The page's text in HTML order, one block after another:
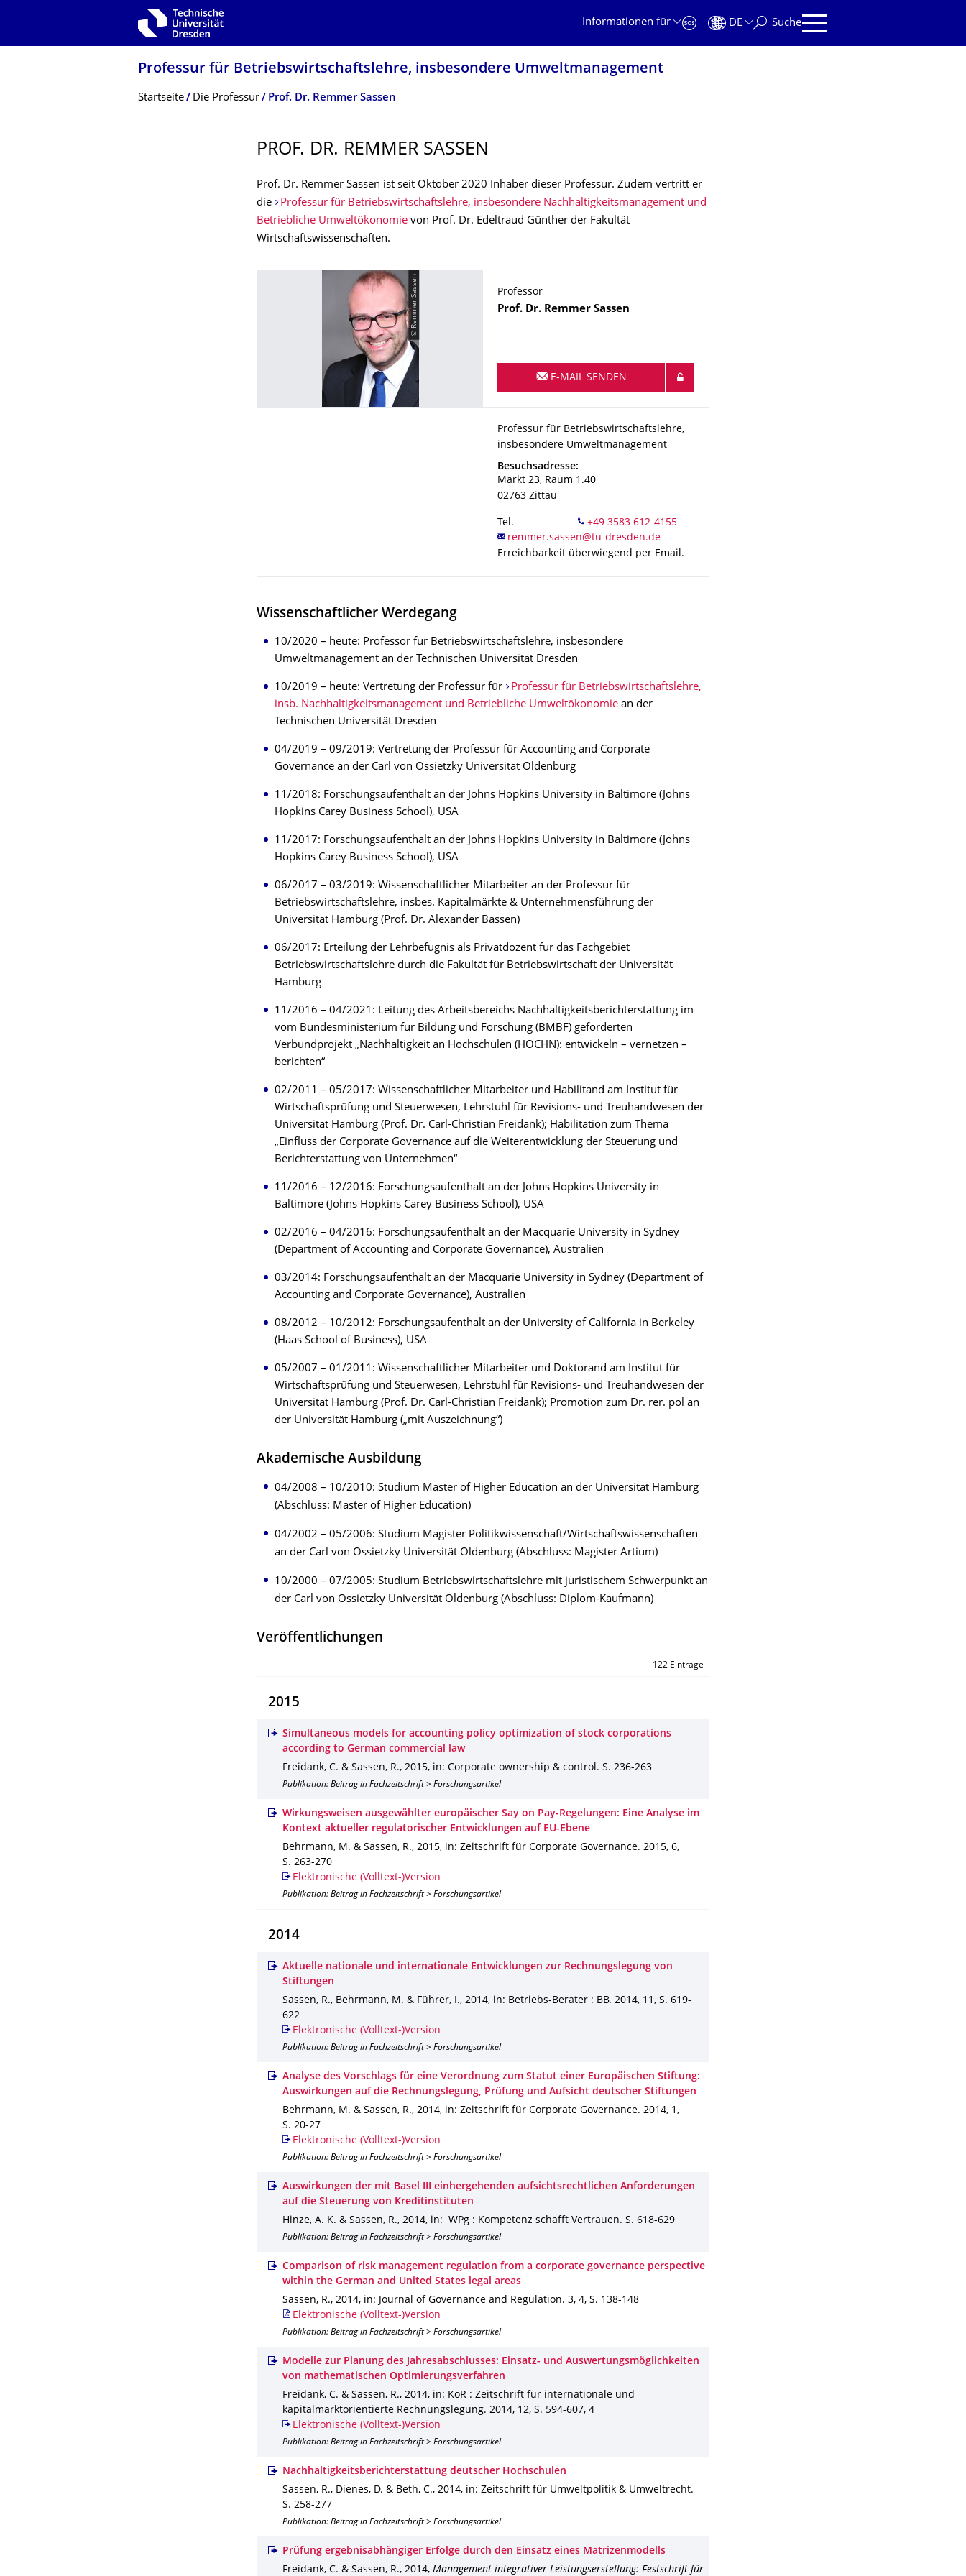
Zur Hauptnavigation springen
Informationen für
DE Suche
Professur für Betriebswirt­schaftslehre, insbesondere Umweltmanagement
Breadcrumb-Menü
Startseite Die Professur Prof. Dr. Remmer Sassen
PROF. DR. REMMER SASSEN
Prof. Dr. Remmer Sassen ist seit Oktober 2020 Inhaber dieser Professur. Zudem vertritt er
die
Professur für Betriebswirtschaftslehre, insbesondere Nachhaltigkeitsmanagement und
Betriebliche Umweltökonomie von Prof. Dr. Edeltraud Günther der Fakultät
Wirtschaftswissenschaften.
© Remmer Sassen
Professor
Name
Prof. Dr. Remmer Sassen
E-MAIL SENDEN
Organisationsname
Professur für Betriebswirtschaftslehre, insbesondere Umweltmanagement
Professur für Betriebswirtschaftslehre,
insbesondere Umweltmanagement
Adresse
Besuchsadresse:
Markt 23, Raum 1.40
02763 Zittau
Tel.
Erreichbarkeit überwiegend per Email.
Wissenschaftlicher Werdegang
10/2020 – heute: Professor für Betriebswirtschaftslehre, insbesondere
Umweltmanagement an der Technischen Universität Dresden
10/2019 – heute: Vertretung der Professur für
Professur für Betriebswirtschaftslehre,
insb. Nachhaltigkeitsmanagement und Betriebliche Umweltökonomie an der
Technischen Universität Dresden
04/2019 – 09/2019: Vertretung der Professur für Accounting and Corporate
Governance an der Carl von Ossietzky Universität Oldenburg
11/2018: Forschungsaufenthalt an der Johns Hopkins University in Baltimore (Johns
Hopkins Carey Business School), USA
11/2017: Forschungsaufenthalt an der Johns Hopkins University in Baltimore (Johns
Hopkins Carey Business School), USA
06/2017 – 03/2019: Wissenschaftlicher Mitarbeiter an der Professur für
Betriebswirtschaftslehre, insbes. Kapitalmärkte & Unternehmensführung der
Universität Hamburg (Prof. Dr. Alexander Bassen)
06/2017: Erteilung der Lehrbefugnis als Privatdozent für das Fachgebiet
Betriebswirtschaftslehre durch die Fakultät für Betriebswirtschaft der Universität
Hamburg
11/2016 – 04/2021: Leitung des Arbeitsbereichs Nachhaltigkeitsberichterstattung im
vom Bundesministerium für Bildung und Forschung (BMBF) geförderten
Verbundprojekt „Nachhaltigkeit an Hochschulen (HOCHN): entwickeln – vernetzen –
berichten“
02/2011 – 05/2017: Wissenschaftlicher Mitarbeiter und Habilitand am Institut für
Wirtschaftsprüfung und Steuerwesen, Lehrstuhl für Revisions- und Treuhandwesen der
Universität Hamburg (Prof. Dr. Carl-Christian Freidank); Habilitation zum Thema
„Einfluss der Corporate Governance auf die Weiterentwicklung der Steuerung und
Berichterstattung von Unternehmen“
11/2016 – 12/2016: Forschungsaufenthalt an der Johns Hopkins University in
Baltimore (Johns Hopkins Carey Business School), USA
02/2016 – 04/2016: Forschungsaufenthalt an der Macquarie University in Sydney
(Department of Accounting and Corporate Governance), Australien
03/2014: Forschungsaufenthalt an der Macquarie University in Sydney (Department of
Accounting and Corporate Governance), Australien
08/2012 – 10/2012: Forschungsaufenthalt an der University of California in Berkeley
(Haas School of Business), USA
05/2007 – 01/2011: Wissenschaftlicher Mitarbeiter und Doktorand am Institut für
Wirtschaftsprüfung und Steuerwesen, Lehrstuhl für Revisions- und Treuhandwesen der
Universität Hamburg (Prof. Dr. Carl-Christian Freidank); Promotion zum Dr. rer. pol an
der Universität Hamburg („mit Auszeichnung“)
Akademische Ausbildung
04/2008 – 10/2010: Studium Master of Higher Education an der Universität Hamburg
(Abschluss: Master of Higher Education)
04/2002 – 05/2006: Studium Magister Politikwissenschaft/Wirtschaftswissenschaften
an der Carl von Ossietzky Universität Oldenburg (Abschluss: Magister Artium)
10/2000 – 07/2005: Studium Betriebswirtschaftslehre mit juristischem Schwerpunkt an
der Carl von Ossietzky Universität Oldenburg (Abschluss: Diplom-Kaufmann)
Veröffentlichungen
122 Einträge
2015
Simultaneous models for accounting policy optimization of stock corporations
according to German commercial law
Freidank, C. & Sassen, R., 2015, in: Corporate ownership & control . S. 236-263
Publikation: Beitrag in Fachzeitschrift > Forschungsartikel
Wirkungsweisen ausgewählter europäischer Say on Pay-Regelungen: Eine Analyse im
Kontext aktueller regulatorischer Entwicklungen auf EU-Ebene
Behrmann, M. & Sassen, R., 2015, in: Zeitschrift für Corporate Governance. 2015, 6,
S. 263-270
Elektronische (Volltext-)Version
Publikation: Beitrag in Fachzeitschrift > Forschungsartikel
2014
Aktuelle nationale und internationale Entwicklungen zur Rechnungslegung von
Stiftungen
Sassen, R., Behrmann, M. & Führer, I., 2014, in: Betriebs-Berater : BB. 2014, 11 , S. 619-
622
Elektronische (Volltext-)Version
Publikation: Beitrag in Fachzeitschrift > Forschungsartikel
Analyse des Vorschlags für eine Verordnung zum Statut einer Europäischen Stiftung:
Auswirkungen auf die Rechnungslegung, Prüfung und Aufsicht deutscher Stiftungen
Behrmann, M. & Sassen, R., 2014, in: Zeitschrift für Corporate Governance. 2014, 1 ,
S. 20-27
Elektronische (Volltext-)Version
Publikation: Beitrag in Fachzeitschrift > Forschungsartikel
Auswirkungen der mit Basel III einhergehenden aufsichtsrechtlichen Anforderungen
auf die Steuerung von Kreditinstituten
Hinze, A. K. & Sassen, R., 2014, in: WPg : Kompetenz schafft Vertrauen. S. 618-629
Publikation: Beitrag in Fachzeitschrift > Forschungsartikel
Comparison of risk management regulation from a corporate governance perspective
within the German and United States legal areas
Sassen, R., 2014, in: Journal of Governance and Regulation. 3, 4, S. 138-148
Elektronische (Volltext-)Version
Publikation: Beitrag in Fachzeitschrift > Forschungsartikel
Modelle zur Planung des Jahresabschlusses: Einsatz- und Auswertungsmöglichkeiten
von mathematischen Optimierungsverfahren
Freidank, C. & Sassen, R., 2014, in: KoR : Zeitschrift für internationale und
kapitalmarktorientierte Rechnungslegung. 2014, 12, S. 594-607, 4
Elektronische (Volltext-)Version
Publikation: Beitrag in Fachzeitschrift > Forschungsartikel
Nachhaltigkeitsberichterstattung deutscher Hochschulen
Sassen, R., Dienes, D. & Beth, C., 2014, in: Zeitschrift für Umweltpolitik & Umweltrecht.
S. 258-277
Publikation: Beitrag in Fachzeitschrift > Forschungsartikel
Prüfung ergebnisabhängiger Erfolge durch den Einsatz eines Matrizenmodells
Freidank, C. & Sassen, R., 2014, Management integrativer Leistungserstellung: Festschrift für